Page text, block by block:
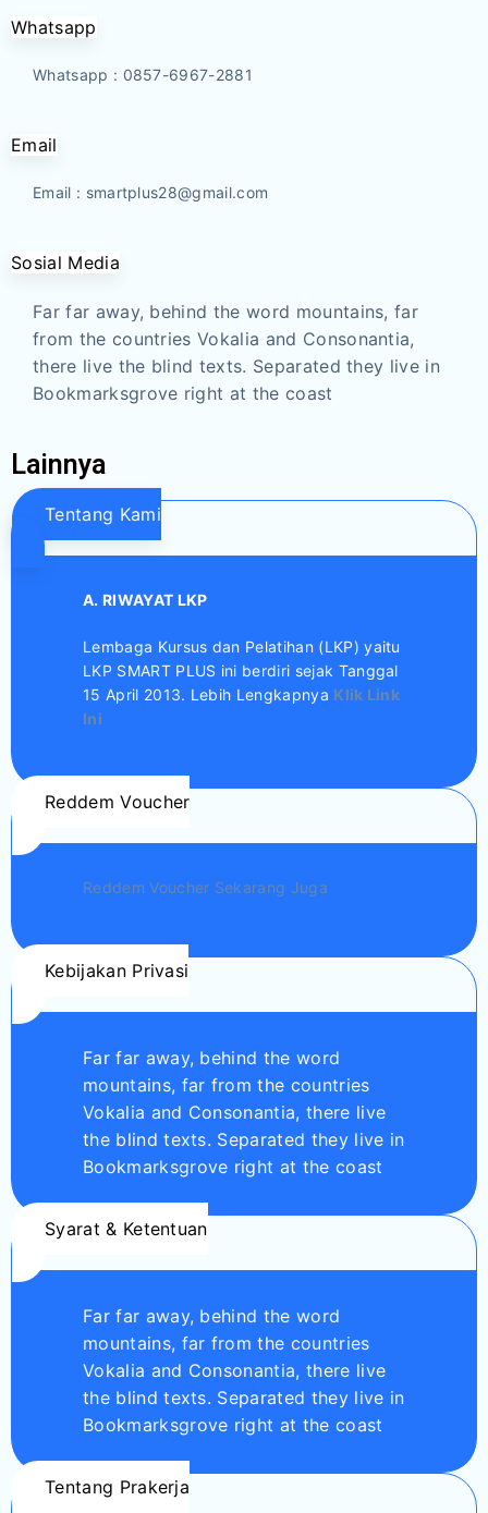
Whatsapp
Whatsapp : 0857-6967-2881
Email
Email : smartplus28@gmail.com
Sosial Media
Far far away, behind the word mountains, far
from the countries Vokalia and Consonantia,
there live the blind texts. Separated they live in
Bookmarksgrove right at the coast
Lainnya
Tentang Kami
A. RIWAYAT LKP
Lembaga Kursus dan Pelatihan (LKP) yaitu
LKP SMART PLUS ini berdiri sejak Tanggal
15 April 2013. Lebih Lengkapnya Klik Link
Ini
Reddem Voucher
Reddem Voucher Sekarang Juga
Kebijakan Privasi
Far far away, behind the word
mountains, far from the countries
Vokalia and Consonantia, there live
the blind texts. Separated they live in
Bookmarksgrove right at the coast
Syarat & Ketentuan
Far far away, behind the word
mountains, far from the countries
Vokalia and Consonantia, there live
the blind texts. Separated they live in
Bookmarksgrove right at the coast
Tentang Prakerja